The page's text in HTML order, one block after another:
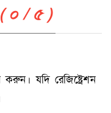
( ০ / ৫ )
যদি রেজিষ্ট্রেশন